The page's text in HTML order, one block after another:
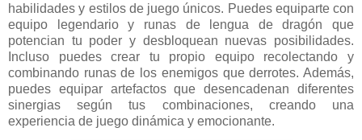
habilidades y estilos de juego únicos. Puedes equiparte con
equipo legendario y runas de lengua de dragón que
potencian tu poder y desbloquean nuevas posibilidades.
Incluso puedes crear tu propio equipo recolectando y
combinando runas de los enemigos que derrotes. Además,
puedes equipar artefactos que desencadenan diferentes
sinergias según tus combinaciones, creando una
experiencia de juego dinámica y emocionante.